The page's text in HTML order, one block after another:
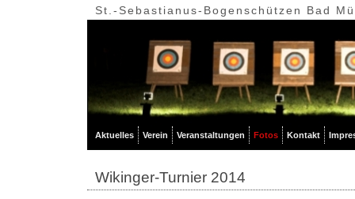
St.-Sebastianus-Bogenschützen Bad
Aktuelles Verein Veranstaltungen Fotos Kontakt
Wikinger-Turnier 2014